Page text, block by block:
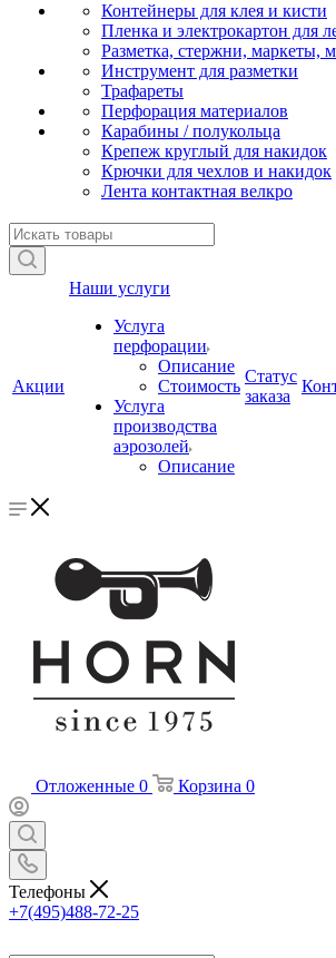
Контейнеры для клея и кисти
Пленка и электрокартон для
Разметка, стержни, маркеты,
Инструмент для разметки
Трафареты
Перфорация материалов
Карабины / полукольца
Крепеж круглый для накидок
Крючки для чехлов и накидок
Лента контактная велкро
Акции
Наши услуги
Услуга
перфорации
Описание
Стоимость
Услуга
производства
аэрозолей
Описание
Статус
заказа
Отложенные 0 Корзина 0
Телефоны
+7(495)488-72-25